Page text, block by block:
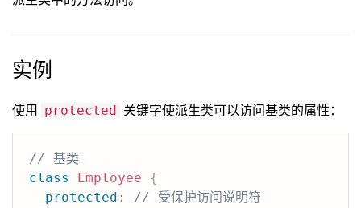
实例
使用 protected 关键字使派生类可以访问基类的属性：
// 基类
class
Employee
{
protected :
// 受保护访问说明符